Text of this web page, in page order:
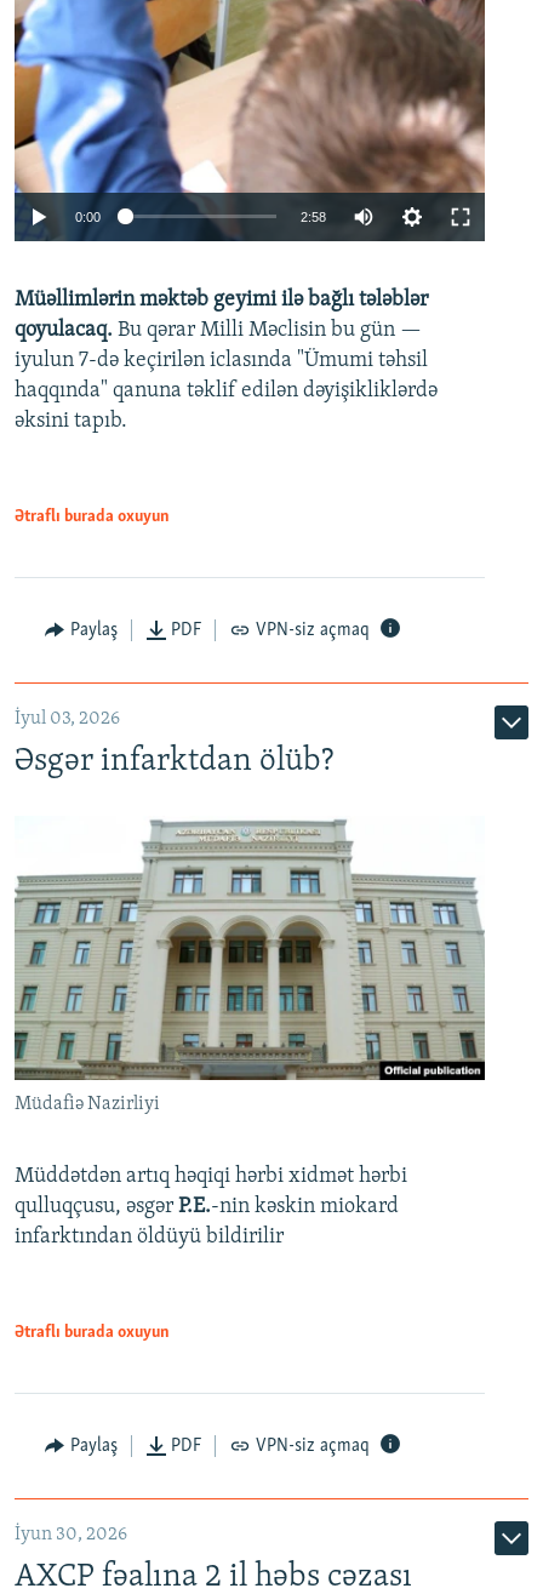
Auto 240p 360p 480p
720p 1080p
0:00 2:58
360p
480p
720p
Müəllimlərin məktəb geyimi ilə bağlı tələblər
qoyulacaq. Bu qərar Milli Məclisin bu gün —
iyulun 7-də keçirilən iclasında "Ümumi təhsil
haqqında" qanuna təklif edilən dəyişikliklərdə
əksini tapıb.
Ətraflı burada oxuyun
Paylaş PDF VPN-siz açmaq
İyul 03, 2026
Əsgər infarktdan ölüb?
Müdafiə Nazirliyi
Müddətdən artıq həqiqi hərbi xidmət hərbi
qulluqçusu, əsgər P.E.-nin kəskin miokard
infarktından öldüyü bildirilir
Ətraflı burada oxuyun
Paylaş PDF VPN-siz açmaq
İyun 30, 2026
AXCP fəalına 2 il həbs cəzası